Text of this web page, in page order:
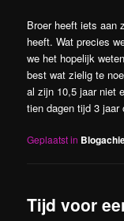
Broer heeft iets aan
heeft. Wat precies
we het hopelijk
best wat zielig te
al zijn 10,5 jaar niet
tien dagen tijd 3 jaar
Geplaatst in
Tijd voor